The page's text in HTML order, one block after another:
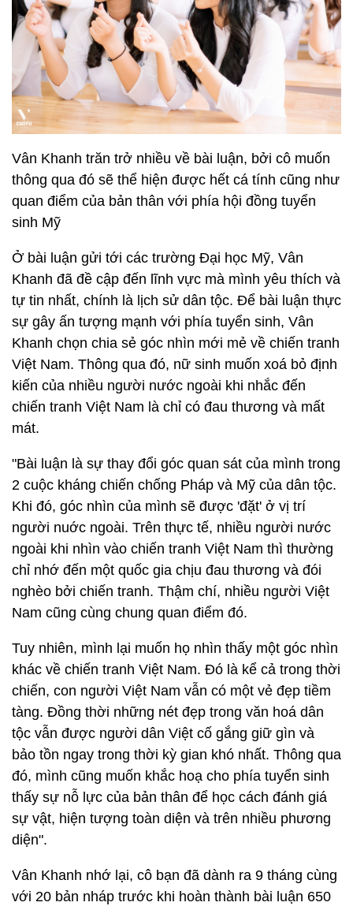
Vân Khanh trăn trở nhiều về bài luận, bởi cô muốn
thông qua đó sẽ thể hiện được hết cá tính cũng như
quan điểm của bản thân với phía hội đồng tuyển
sinh Mỹ
Ở bài luận gửi tới các trường Đại học Mỹ, Vân
Khanh đã đề cập đến lĩnh vực mà mình yêu thích và
tự tin nhất, chính là lịch sử dân tộc. Để bài luận thực
sự gây ấn tượng mạnh với phía tuyển sinh, Vân
Khanh chọn chia sẻ góc nhìn mới mẻ về chiến tranh
Việt Nam. Thông qua đó, nữ sinh muốn xoá bỏ định
kiến của nhiều người nước ngoài khi nhắc đến
chiến tranh Việt Nam là chỉ có đau thương và mất
mát.
"Bài luận là sự thay đổi góc quan sát của mình trong
2 cuộc kháng chiến chống Pháp và Mỹ của dân tộc.
Khi đó, góc nhìn của mình sẽ được 'đặt' ở vị trí
người nuớc ngoài. Trên thực tế, nhiều người nước
ngoài khi nhìn vào chiến tranh Việt Nam thì thường
chỉ nhớ đến một quốc gia chịu đau thương và đói
nghèo bởi chiến tranh. Thậm chí, nhiều người Việt
Nam cũng cùng chung quan điểm đó.
Tuy nhiên, mình lại muốn họ nhìn thấy một góc nhìn
khác về chiến tranh Việt Nam. Đó là kể cả trong thời
chiến, con người Việt Nam vẫn có một vẻ đẹp tiềm
tàng. Đồng thời những nét đẹp trong văn hoá dân
tộc vẫn được người dân Việt cố gắng giữ gìn và
bảo tồn ngay trong thời kỳ gian khó nhất. Thông qua
đó, mình cũng muốn khắc hoạ cho phía tuyển sinh
thấy sự nỗ lực của bản thân để học cách đánh giá
sự vật, hiện tượng toàn diện và trên nhiều phương
diện".
Vân Khanh nhớ lại, cô bạn đã dành ra 9 tháng cùng
với 20 bản nháp trước khi hoàn thành bài luận 650